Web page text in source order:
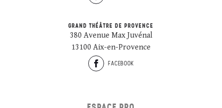
GRAND THÉÂTRE DE PROVENCE
380 Avenue Max Juvénal
13100 Aix-en-Provence
FACEBOOK